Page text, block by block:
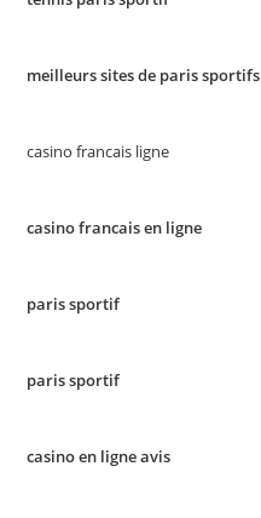
meilleurs sites de paris sportifs
casino francais ligne
casino francais en ligne
paris sportif
paris sportif
casino en ligne avis